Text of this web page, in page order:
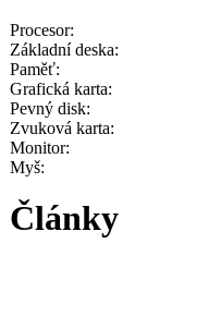
Procesor:
Základní deska:
Paměť:
Grafická karta:
Pevný disk:
Zvuková karta:
Monitor:
Myš:
Články